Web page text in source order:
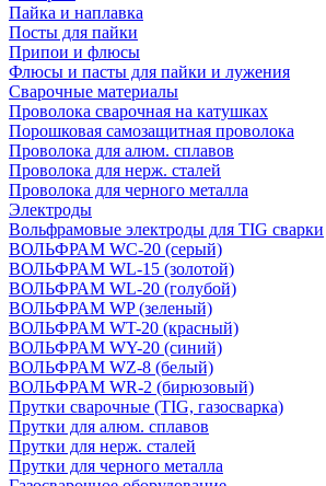
Пайка и наплавка
Посты для пайки
Припои и флюсы
Флюсы и пасты для пайки и лужения
Сварочные материалы
Проволока сварочная на катушках
Порошковая самозащитная проволока
Проволока для алюм. сплавов
Проволока для нерж. сталей
Проволока для черного металла
Электроды
Вольфрамовые электроды для TIG сварки
ВОЛЬФРАМ WC-20 (серый)
ВОЛЬФРАМ WL-15 (золотой)
ВОЛЬФРАМ WL-20 (голубой)
ВОЛЬФРАМ WP (зеленый)
ВОЛЬФРАМ WT-20 (красный)
ВОЛЬФРАМ WY-20 (синий)
ВОЛЬФРАМ WZ-8 (белый)
ВОЛЬФРАМ WR-2 (бирюзовый)
Прутки сварочные (TIG, газосварка)
Прутки для алюм. сплавов
Прутки для нерж. сталей
Прутки для черного металла